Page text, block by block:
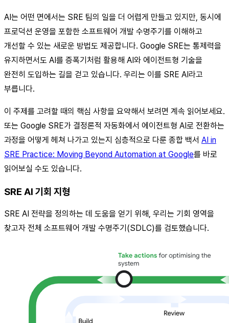
AI는 어떤 면에서는 SRE 팀의 일을 더 어렵게 만들고 있지만, 동시에
프로덕션 운영을 포함한 소프트웨어 개발 수명주기를 이해하고
개선할 수 있는 새로운 방법도 제공합니다. Google SRE는 통제력을
유지하면서도 AI를 증폭기처럼 활용해 AI와 에이전트형 기술을
완전히 도입하는 길을 걷고 있습니다. 우리는 이를 SRE AI라고
부릅니다.
이 주제를 고려할 때의 핵심 사항을 요약해서 보려면 계속 읽어보세요.
또는 Google SRE가 결정론적 자동화에서 에이전트형 AI로 전환하는
과정을 어떻게 헤쳐 나가고 있는지 심층적으로 다룬 종합 백서 AI in
SRE Practice: Moving Beyond Automation at Google를 바로
읽어보실 수도 있습니다.
SRE AI 기회 지형
SRE AI 전략을 정의하는 데 도움을 얻기 위해, 우리는 기회 영역을
찾고자 전체 소프트웨어 개발 수명주기(SDLC)를 검토했습니다.